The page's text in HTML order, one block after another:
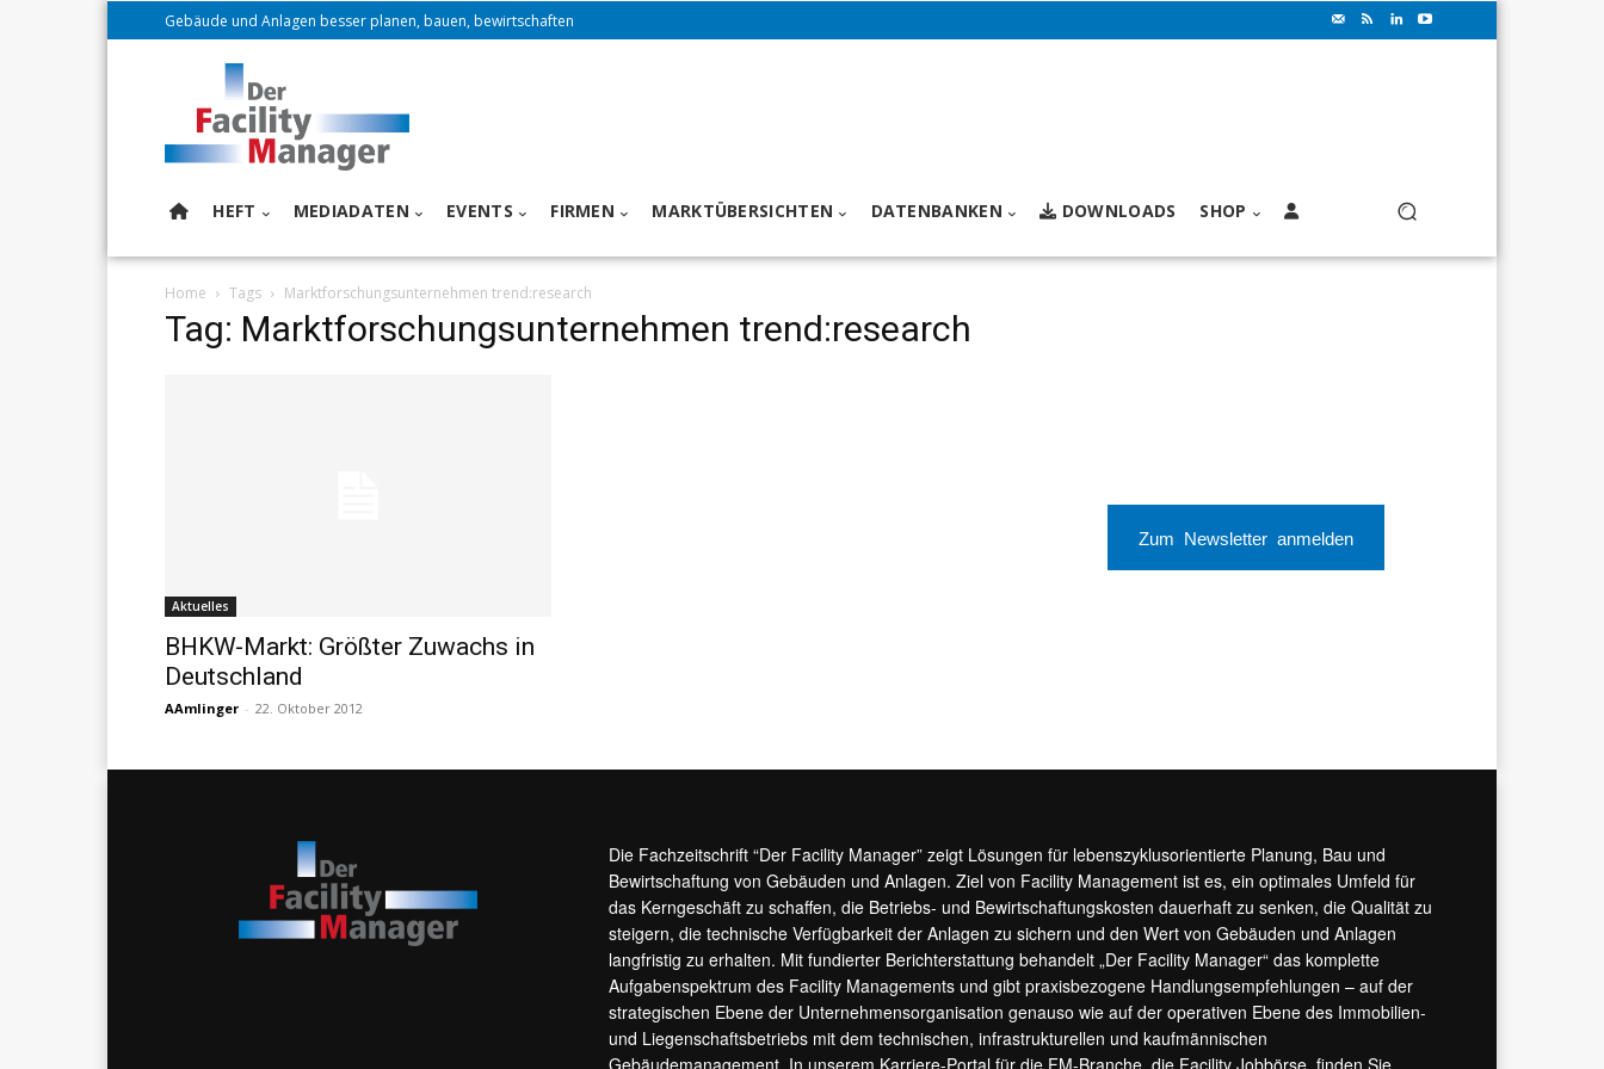
Gebäude und Anlagen besser planen, bauen, bewirtschaften
HEFT MEDIADATEN EVENTS FIRMEN MARKTÜBERSICHTEN DATENBANKEN DOWNLOADS SHOP
Home Tags Marktforschungsunternehmen trend:research
Tag: Marktforschungsunternehmen trend:research
Aktuelles
BHKW-Markt: Größter Zuwachs in
Deutschland
AAmlinger - 22. Oktober 2012
Zum Newsletter anmelden
Die Fachzeitschrift “Der Facility Manager” zeigt Lösungen für lebenszyklusorientierte Planung, Bau und
Bewirtschaftung von Gebäuden und Anlagen. Ziel von Facility Management ist es, ein optimales Umfeld für
das Kerngeschäft zu schaffen, die Betriebs- und Bewirtschaftungskosten dauerhaft zu senken, die Qualität zu
steigern, die technische Verfügbarkeit der Anlagen zu sichern und den Wert von Gebäuden und Anlagen
langfristig zu erhalten. Mit fundierter Berichterstattung behandelt „Der Facility Manager“ das komplette
Aufgabenspektrum des Facility Managements und gibt praxisbezogene Handlungsempfehlungen – auf der
strategischen Ebene der Unternehmensorganisation genauso wie auf der operativen Ebene des Immobilien-
und Liegenschaftsbetriebs mit dem technischen, infrastrukturellen und kaufmännischen